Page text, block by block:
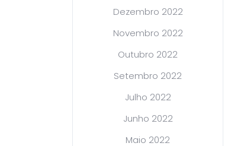
Dezembro 2022
Novembro 2022
Outubro 2022
Setembro 2022
Julho 2022
Junho 2022
Maio 2022